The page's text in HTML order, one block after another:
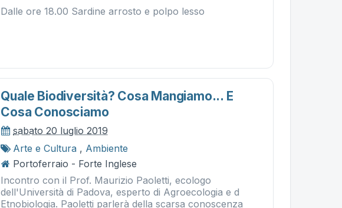
Dalle ore 18.00 Sardine arrosto e polpo lesso
Quale Biodiversità? Cosa Mangiamo... E
Cosa Conosciamo
sabato 20 luglio 2019
Arte e Cultura , Ambiente
Portoferraio - Forte Inglese
Incontro con il Prof. Maurizio Paoletti, ecologo
dell'Università di Padova, esperto di Agroecologia e d
Etnobiologia. Paoletti parlerà della scarsa conoscenza